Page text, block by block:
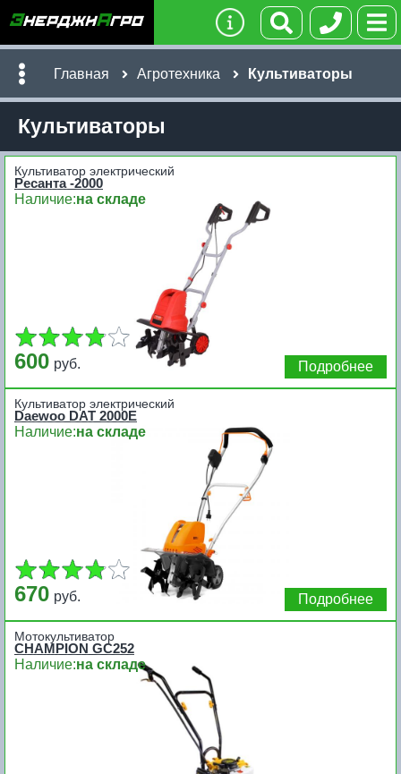
Главная Агротехника Культиваторы
Культиваторы
Культиватор электрический
Ресанта -2000
Наличие:на складе
600 руб. Подробнее
Культиватор электрический
Daewoo DAT 2000E
Наличие:на складе
670 руб. Подробнее
Мотокультиватор
CHAMPION GC252
Наличие:на складе